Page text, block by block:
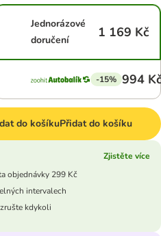
Jednorázové
doručení
1 169 Kč
-15% 994
do košíkuPřidat do košíku
Zjistěte více
objednávky 299 Kč
intervalech
kdykoli